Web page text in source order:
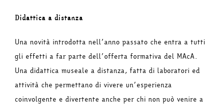
Didattica a distanza
Una novità introdotta nell’anno passato che entra a tutti
gli effetti a far parte dell’offerta formativa del MAcA.
Una didattica museale a distanza, fatta di laboratori ed
attività che permettano di vivere un’esperienza
coinvolgente e divertente anche per chi non può venire a